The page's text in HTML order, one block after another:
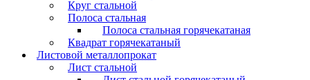
Круг стальной
Полоса стальная
Полоса стальная горячекатаная
Квадрат горячекатаный
Листовой металлопрокат
Лист стальной